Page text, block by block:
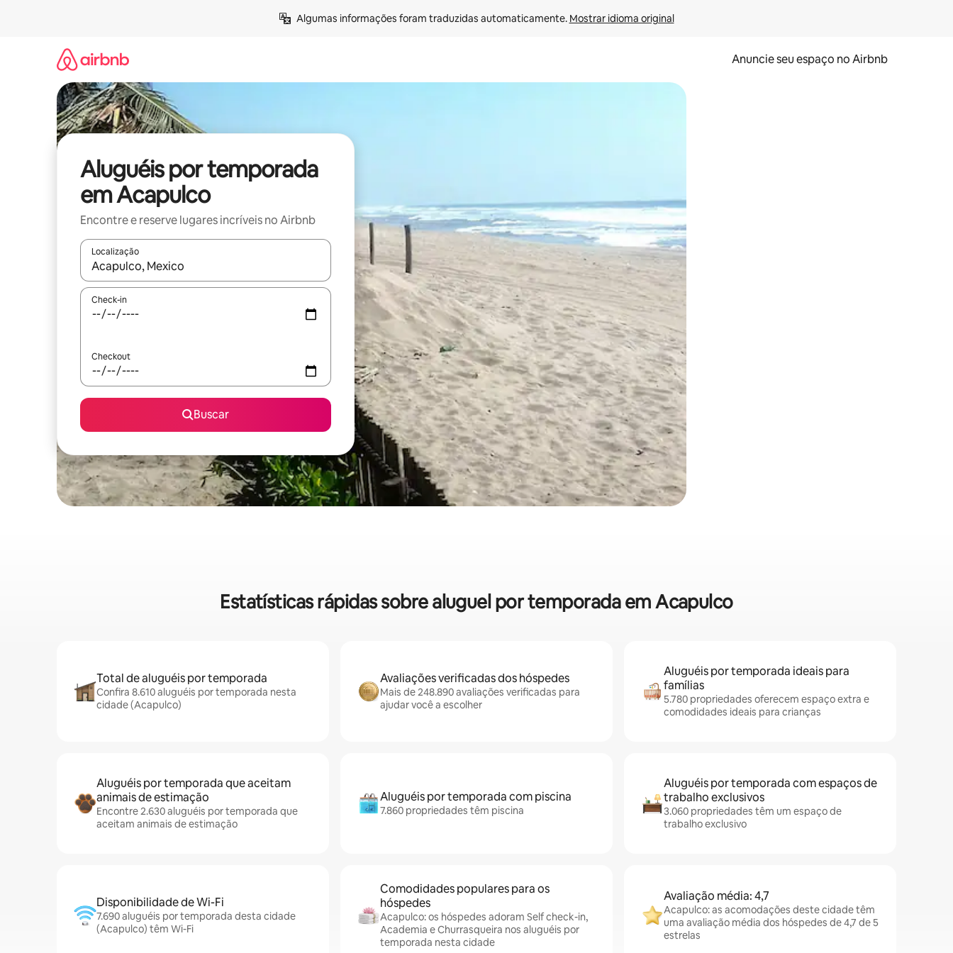
Algumas informações foram traduzidas automaticamente. Mostrar idioma original
Anuncie seu espaço no Airbnb
Aluguéis por temporada
em Acapulco
Encontre e reserve lugares incríveis no Airbnb
Localização
Quando os resultados estiverem disponíveis, explore-os usando as seta para cima e para baixo do teclado ou tocando e deslizando o dedo na tela.
Check-in
Checkout
Buscar
Estatísticas rápidas sobre aluguel por temporada em Acapulco
Total de aluguéis por temporada
Confira 8.610 aluguéis por temporada nesta
cidade (Acapulco)
Avaliações verificadas dos hóspedes
Mais de 248.890 avaliações verificadas para
ajudar você a escolher
Aluguéis por temporada ideais para
famílias
5.780 propriedades oferecem espaço extra e
comodidades ideais para crianças
Aluguéis por temporada que aceitam
animais de estimação
Encontre 2.630 aluguéis por temporada que
aceitam animais de estimação
Aluguéis por temporada com piscina
7.860 propriedades têm piscina
Aluguéis por temporada com espaços de
trabalho exclusivos
3.060 propriedades têm um espaço de
trabalho exclusivo
Disponibilidade de Wi-Fi
7.690 aluguéis por temporada desta cidade
(Acapulco) têm Wi-Fi
Comodidades populares para os
hóspedes
Acapulco: os hóspedes adoram Self check-in,
Academia e Churrasqueira nos aluguéis por
temporada nesta cidade
Avaliação média: 4,7
Acapulco: as acomodações deste cidade têm
uma avaliação média dos hóspedes de 4,7 de 5
estrelas